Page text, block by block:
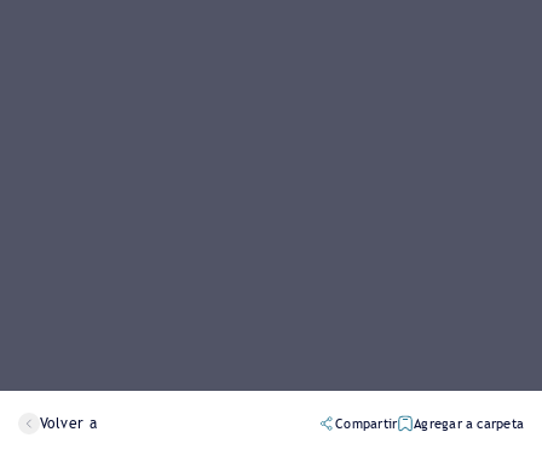
Volver a Compartir Agregar a carpeta